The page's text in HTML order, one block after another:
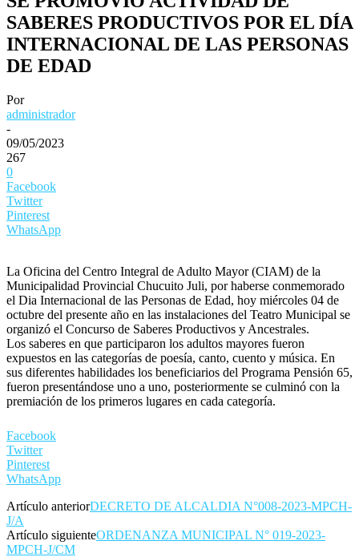
SABERES PRODUCTIVOS POR EL DÍA
INTERNACIONAL DE LAS PERSONAS
DE EDAD
Por
administrador
-
09/05/2023
267
0
Facebook
Twitter
Pinterest
WhatsApp
La Oficina del Centro Integral de Adulto Mayor (CIAM) de la
Municipalidad Provincial Chucuito Juli, por haberse conmemorado
el Dia Internacional de las Personas de Edad, hoy miércoles 04 de
octubre del presente año en las instalaciones del Teatro Municipal se
organizó el Concurso de Saberes Productivos y Ancestrales.
Los saberes en que participaron los adultos mayores fueron
expuestos en las categorías de poesía, canto, cuento y música. En
sus diferentes habilidades los beneficiarios del Programa Pensión 65,
fueron presentándose uno a uno, posteriormente se culminó con la
premiación de los primeros lugares en cada categoría.
Facebook
Twitter
Pinterest
WhatsApp
Artículo anteriorDECRETO DE ALCALDIA N°008-2023-MPCH-
J/A
Artículo siguienteORDENANZA MUNICIPAL N° 019-2023-
MPCH-J/CM